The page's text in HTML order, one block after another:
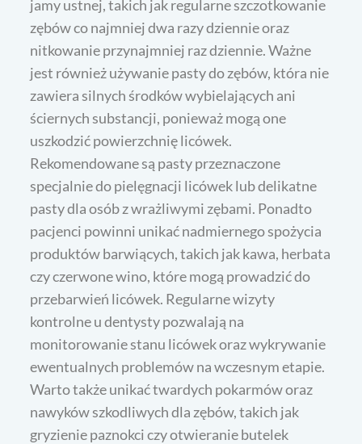
jamy ustnej, takich jak regularne szczotkowanie
zębów co najmniej dwa razy dziennie oraz
nitkowanie przynajmniej raz dziennie. Ważne
jest również używanie pasty do zębów, która nie
zawiera silnych środków wybielających ani
ściernych substancji, ponieważ mogą one
uszkodzić powierzchnię licówek.
Rekomendowane są pasty przeznaczone
specjalnie do pielęgnacji licówek lub delikatne
pasty dla osób z wrażliwymi zębami. Ponadto
pacjenci powinni unikać nadmiernego spożycia
produktów barwiących, takich jak kawa, herbata
czy czerwone wino, które mogą prowadzić do
przebarwień licówek. Regularne wizyty
kontrolne u dentysty pozwalają na
monitorowanie stanu licówek oraz wykrywanie
ewentualnych problemów na wczesnym etapie.
Warto także unikać twardych pokarmów oraz
nawyków szkodliwych dla zębów, takich jak
gryzienie paznokci czy otwieranie butelek